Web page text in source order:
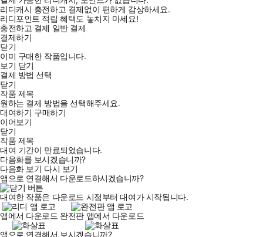
리디캐시 충전하고 결제없이 편하게 감상하세요.
리디포인트 적립 혜택도 놓치지 마세요!
충전하고 결제 일반 결제
결제하기
닫기
이미 구매한 작품입니다.
보기 닫기
결제 방법 선택
닫기
작품 제목
원하는 결제 방법을 선택해주세요.
대여하기 구매하기
이어보기
닫기
작품 제목
대여 기간이 만료되었습니다.
다음화를 보시겠습니까?
다음화 보기 다시 보기
앱으로 연결해서 다운로드하시겠습니까?
대여한 작품은 다운로드 시점부터 대여가 시작됩니다.
앱에서 다운로드 완전판 앱에서 다운로드
앱으로 연결해서 보시겠습니까?